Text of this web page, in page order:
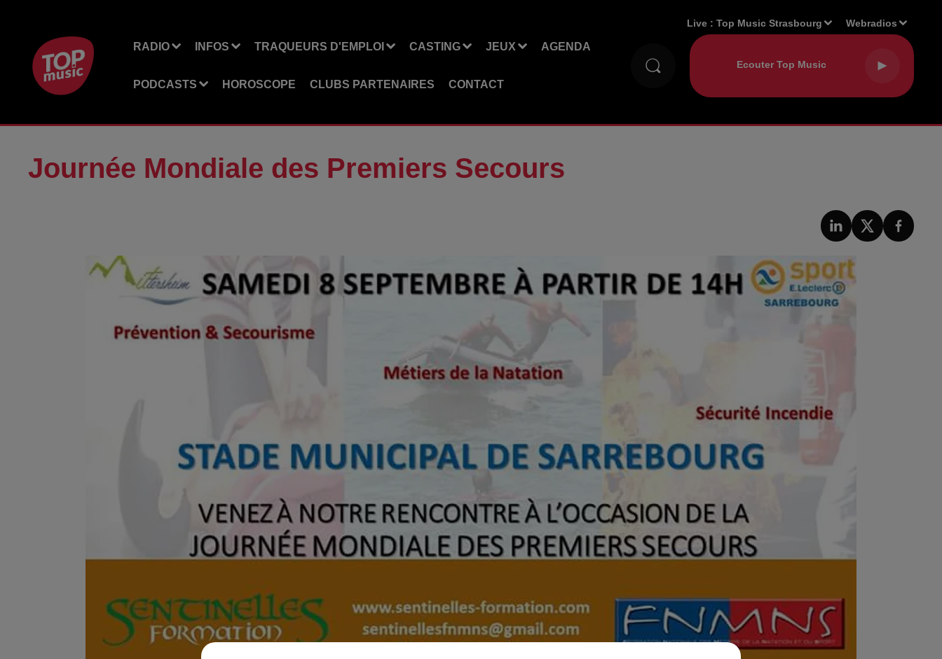
RADIO INFOS TRAQUEURS D'EMPLOI CASTING JEUX AGENDA
PODCASTS HOROSCOPE CLUBS PARTENAIRES CONTACT
Live :Top Music Strasbourg Webradios
Journée Mondiale des Premiers Secours